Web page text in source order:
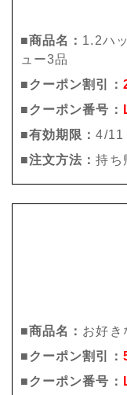
■商品名： 1.2ハ
ュー3品
■クーポン割引：
■クーポン番号：
■有効期限：4/11
■注文方法：持ち
■商品名： お好き
■クーポン割引：
■クーポン番号：